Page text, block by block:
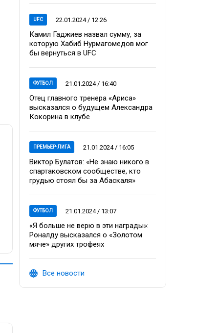
UFC 22.01.2024 / 12:26
Камил Гаджиев назвал сумму, за
которую Хабиб Нурмагомедов мог
бы вернуться в UFC
ФУТБОЛ 21.01.2024 / 16:40
Отец главного тренера «Ариса»
высказался о будущем Александра
Кокорина в клубе
ПРЕМЬЕР-ЛИГА 21.01.2024 / 16:05
Виктор Булатов: «Не знаю никого в
спартаковском сообществе, кто
грудью стоял бы за Абаскаля»
ФУТБОЛ 21.01.2024 / 13:07
«Я больше не верю в эти награды»:
Роналду высказался о «Золотом
мяче» других трофеях
Все новости